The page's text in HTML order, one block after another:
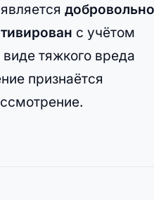
с учётом
тяжкого вреда
признаётся